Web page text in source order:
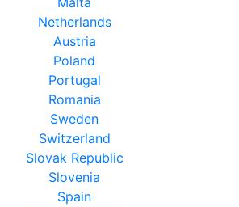
Netherlands
Austria
Poland
Portugal
Romania
Sweden
Switzerland
Slovak Republic
Slovenia
Spain